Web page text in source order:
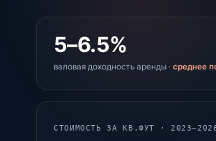
5–6.5%
валовая доходность аренды · среднее
СТОИМОСТЬ ЗА КВ.ФУТ ·